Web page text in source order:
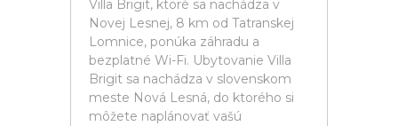
Villa Brigit, ktoré sa nachádza v
Novej Lesnej, 8 km od Tatranskej
Lomnice, ponúka záhradu a
bezplatné Wi-Fi. Ubytovanie Villa
Brigit sa nachádza v slovenskom
meste Nová Lesná, do ktorého si
môžete naplánovať vašú